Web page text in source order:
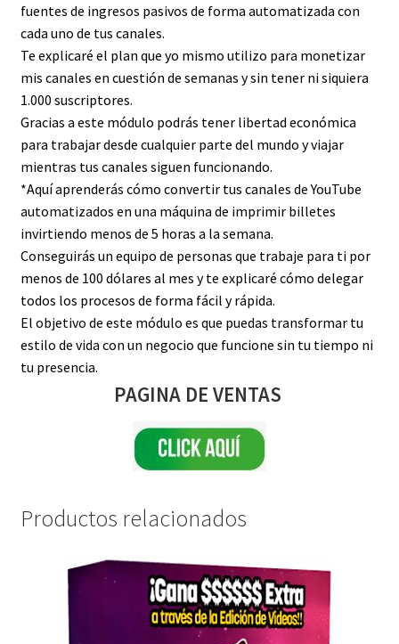
fuentes de ingresos pasivos de forma automatizada con
cada uno de tus canales.
Te explicaré el plan que yo mismo utilizo para monetizar
mis canales en cuestión de semanas y sin tener ni siquiera
1.000 suscriptores.
Gracias a este módulo podrás tener libertad económica
para trabajar desde cualquier parte del mundo y viajar
mientras tus canales siguen funcionando.
*Aquí aprenderás cómo convertir tus canales de YouTube
automatizados en una máquina de imprimir billetes
invirtiendo menos de 5 horas a la semana.
Conseguirás un equipo de personas que trabaje para ti por
menos de 100 dólares al mes y te explicaré cómo delegar
todos los procesos de forma fácil y rápida.
El objetivo de este módulo es que puedas transformar tu
estilo de vida con un negocio que funcione sin tu tiempo ni
tu presencia.
PAGINA DE VENTAS
Productos relacionados